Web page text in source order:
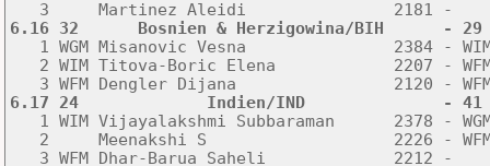
6.16 32      Bosnien & Herzigowina/BIH
1 WGM Misanovic Vesna               2384 -
2 WIM Titova-Boric Elena            2207 -
6.17 24             Indien/IND              -
1 WIM Vijayalakshmi Subbaraman      2378 -
2     Meenakshi S                   2226 -